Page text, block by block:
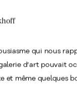
qui nous
d’art pouvait
et même quelques